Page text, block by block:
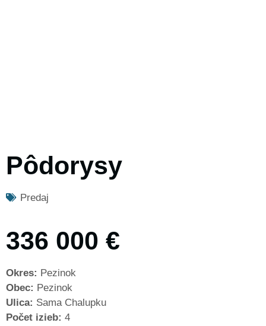
Pôdorysy
Predaj
336 000 €
Okres: Pezinok
Obec: Pezinok
Ulica: Sama Chalupku
Počet izieb: 4